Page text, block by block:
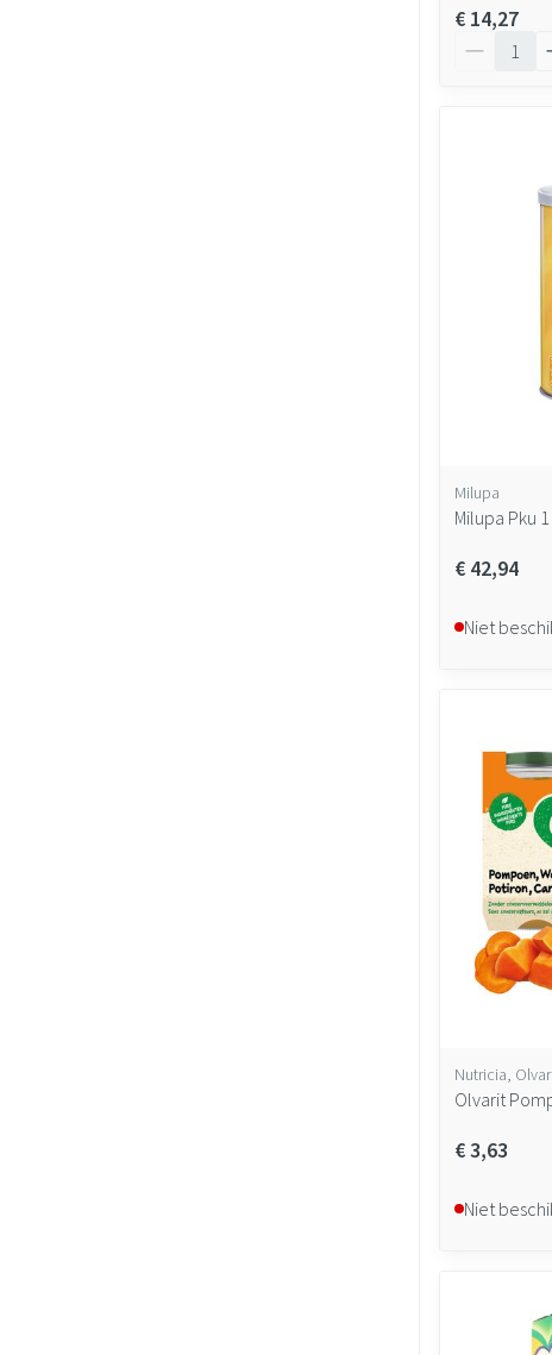
€ 14,27
Milupa
Milupa Pku
€ 42,94
Niet
Nutricia,
Olvarit
€ 3,63
Niet